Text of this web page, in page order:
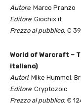
Autore: Marco Pranzo
Editore: Giochix.it
Prezzo al pubblico: €
World of Warcraft –
italiano)
Autori: Mike Hummel,
Editore: Cryptozoic
Prezzo al pubblico: €